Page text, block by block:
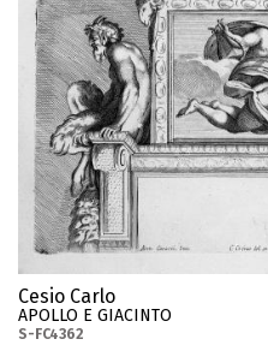
Cesio Carlo
APOLLO E GIACINTO
S-FC4362